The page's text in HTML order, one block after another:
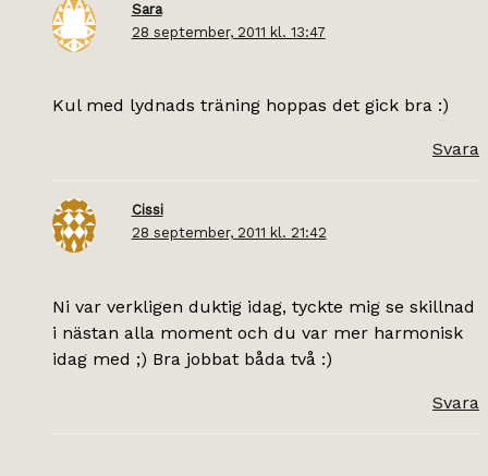
Sara
28 september, 2011 kl. 13:47
Kul med lydnads träning hoppas det gick bra :)
Svara
Cissi
28 september, 2011 kl. 21:42
Ni var verkligen duktig idag, tyckte mig se skillnad
i nästan alla moment och du var mer harmonisk
idag med ;) Bra jobbat båda två :)
Svara